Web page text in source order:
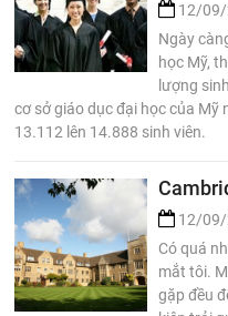
12/
Ngày
học Mỹ,
lượng
cơ sở giáo dục đại học của Mỹ
13.112 lên 14.888 sinh viên.
12/
Có quá
mắt tôi.
gặp đều